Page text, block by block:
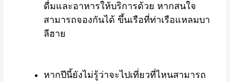
ดื่มและอาหารให้บริการด้วย หากสนใจ
สามารถจองกันได้ ขึ้นเรือที่ท่าเรือแหลมบา
ลีฮาย
หากปีนี้ยังไม่รู้ว่าจะไปเที่ยวที่ไหนสามารถ